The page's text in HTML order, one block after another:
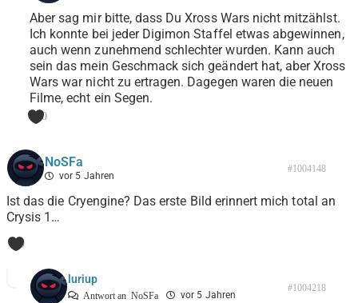
Aber sag mir bitte, dass Du Xross Wars nicht mitzählst.
Ich konnte bei jeder Digimon Staffel etwas abgewinnen,
auch wenn zunehmend schlechter wurden. Kann auch
sein das mein Geschmack sich geändert hat, aber Xross
Wars war nicht zu ertragen. Dagegen waren die neuen
Filme, echt ein Segen.
0
NoSFa
vor 5 Jahren
#1004148
Ist das die Cryengine? Das erste Bild erinnert mich total an
Crysis 1…
0
luriup
Antwort an NoSFa vor 5 Jahren
#1004218